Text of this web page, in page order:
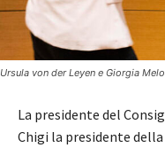
Ursula von der Leyen e Giorgia
La presidente del
Chigi la presidente